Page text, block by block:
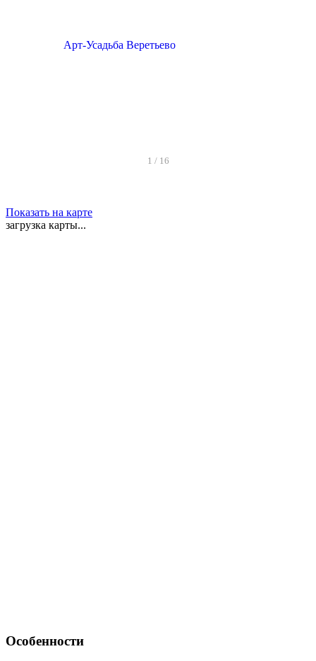
1 / 16
Показать на карте
загрузка карты...
Особенности